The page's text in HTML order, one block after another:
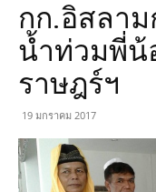
กก.อิสลาม
น้ำท่วมพี่น้
ราษฎร์ฯ
19 มกราคม 2017